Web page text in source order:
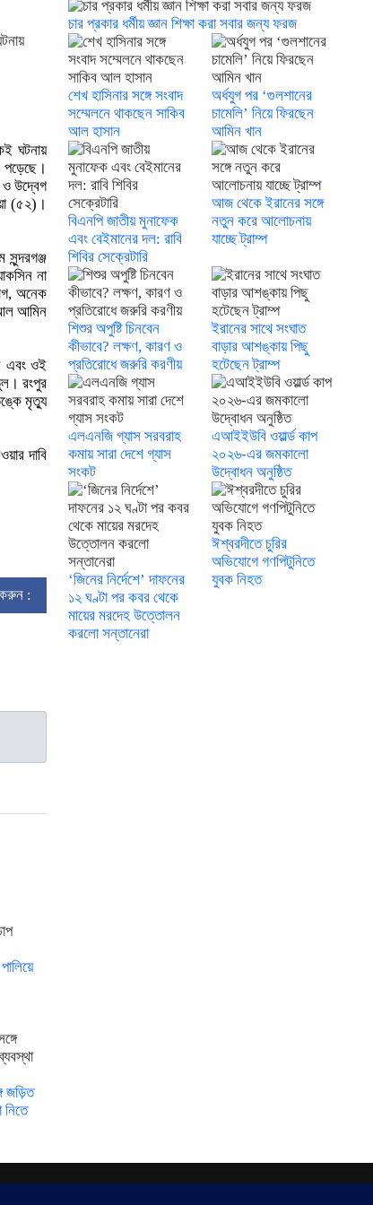
ঘটনায়
ও উদ্বেগ
(৫২)।
না
অনেক
আল আমিন
এবং ওই
রংপুর
মৃত্যু
দাবি
করুন :
জড়িত
চার প্রকার ধর্মীয় জ্ঞান শিক্ষা করা সবার জন্য ফরজ
শেখ হাসিনার সঙ্গে সংবাদ
সম্মেলনে থাকছেন সাকিব
আল হাসান
অর্ধযুগ পর ‘গুলশানের
চামেলি’ নিয়ে ফিরছেন
আমিন খান
বিএনপি জাতীয় মুনাফেক
এবং বেইমানের দল: রাবি
শিবির সেক্রেটারি
আজ থেকে ইরানের সঙ্গে
নতুন করে আলোচনায়
যাচ্ছে ট্রাম্প
শিশুর অপুষ্টি চিনবেন
কীভাবে? লক্ষণ, কারণ ও
প্রতিরোধে জরুরি করণীয়
ইরানের সাথে সংঘাত
বাড়ার আশঙ্কায় পিছু
হটেছেন ট্রাম্প
এলএনজি গ্যাস সরবরাহ
কমায় সারা দেশে গ্যাস
সংকট
এআইইউবি ওয়ার্ল্ড কাপ
২০২৬-এর জমকালো
উদ্বোধন অনুষ্ঠিত
‘জিনের নির্দেশে’ দাফনের
১২ ঘণ্টা পর কবর থেকে
মায়ের মরদেহ উত্তোলন
করলো সন্তানেরা
ঈশ্বরদীতে চুরির
অভিযোগে গণপিটুনিতে
যুবক নিহত